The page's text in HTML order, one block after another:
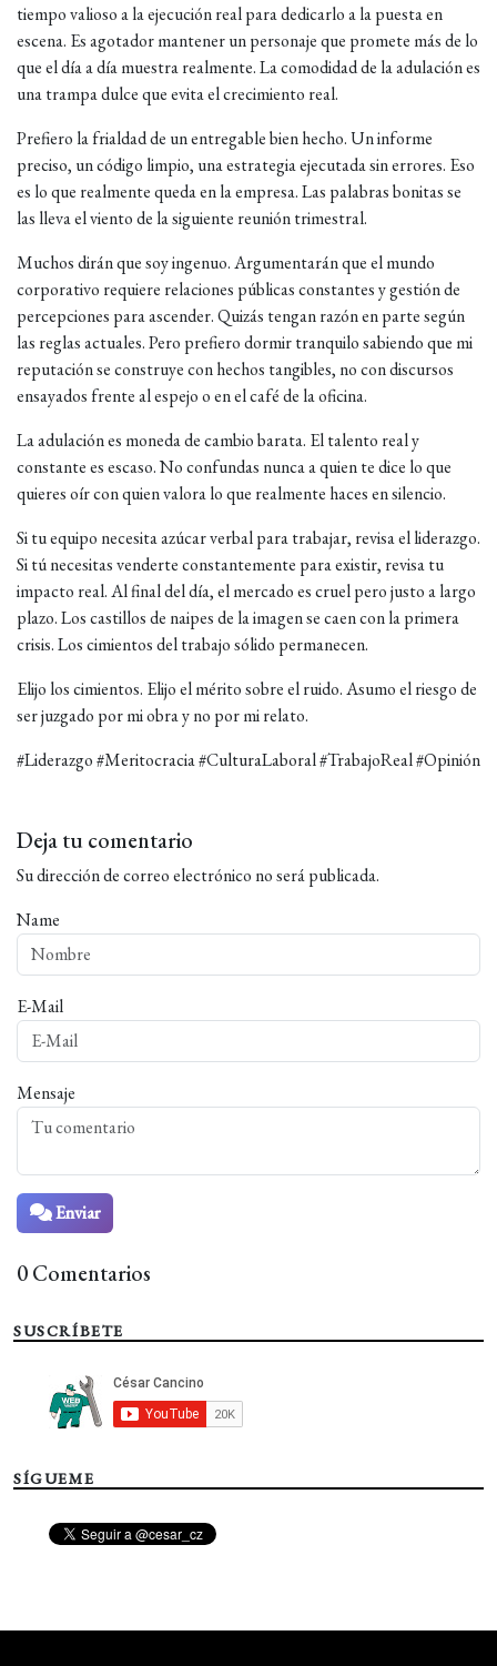
tiempo valioso a la ejecución real para dedicarlo a la puesta en
escena. Es agotador mantener un personaje que promete más de lo
que el día a día muestra realmente. La comodidad de la adulación es
una trampa dulce que evita el crecimiento real.
Prefiero la frialdad de un entregable bien hecho. Un informe
preciso, un código limpio, una estrategia ejecutada sin errores. Eso
es lo que realmente queda en la empresa. Las palabras bonitas se
las lleva el viento de la siguiente reunión trimestral.
Muchos dirán que soy ingenuo. Argumentarán que el mundo
corporativo requiere relaciones públicas constantes y gestión de
percepciones para ascender. Quizás tengan razón en parte según
las reglas actuales. Pero prefiero dormir tranquilo sabiendo que mi
reputación se construye con hechos tangibles, no con discursos
ensayados frente al espejo o en el café de la oficina.
La adulación es moneda de cambio barata. El talento real y
constante es escaso. No confundas nunca a quien te dice lo que
quieres oír con quien valora lo que realmente haces en silencio.
Si tu equipo necesita azúcar verbal para trabajar, revisa el liderazgo.
Si tú necesitas venderte constantemente para existir, revisa tu
impacto real. Al final del día, el mercado es cruel pero justo a largo
plazo. Los castillos de naipes de la imagen se caen con la primera
crisis. Los cimientos del trabajo sólido permanecen.
Elijo los cimientos. Elijo el mérito sobre el ruido. Asumo el riesgo de
ser juzgado por mi obra y no por mi relato.
#Liderazgo #Meritocracia #CulturaLaboral #TrabajoReal #Opinión
Deja tu comentario
Su dirección de correo electrónico no será publicada.
Name
E-Mail
Mensaje
Enviar
0 Comentarios
SUSCRÍBETE
SÍGUEME